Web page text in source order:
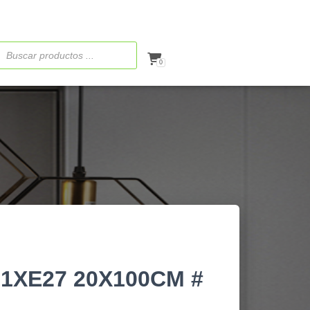
0
20X100CM #